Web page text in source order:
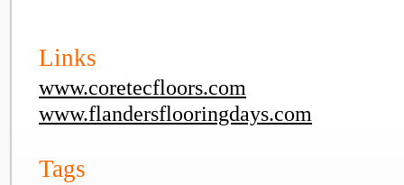
Links
www.coretecfloors.com
www.flandersflooringdays.com
Tags